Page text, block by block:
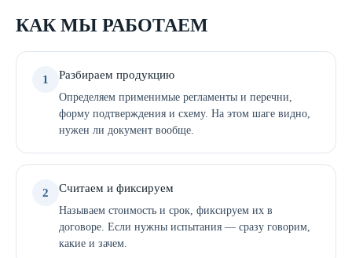
КАК МЫ РАБОТАЕМ
1 Разбираем продукцию
Определяем применимые регламенты и перечни,
форму подтверждения и схему. На этом шаге видно,
нужен ли документ вообще.
2 Считаем и фиксируем
Называем стоимость и срок, фиксируем их в
договоре. Если нужны испытания — сразу говорим,
какие и зачем.